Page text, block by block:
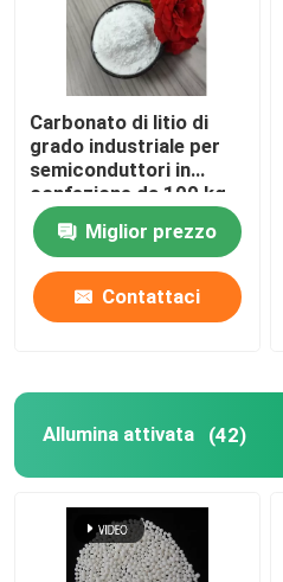
Allumina attivata
Imballaggio a colonna
imballaggio a torre
Imballaggio di laboratorio
Palla ceramica dell'allumina
imballaggio di torre in
Carbonato di litio di
grado industriale per
semiconduttori in
confezione da 100 kg
Miglior prezzo
Contattaci
Allumina attivata (42)